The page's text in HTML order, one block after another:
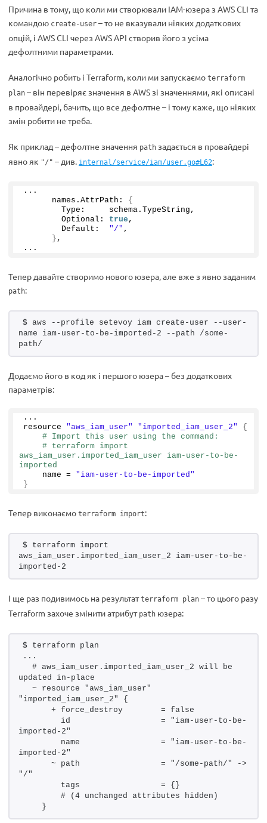
Причина в тому, що коли ми створювали IAM-юзера з AWS CLI та
командою create-user – то не вказували ніяких додаткових
опцій, і AWS CLI через AWS API створив його з усіма
дефолтними параметрами.
Аналогічно робить і Terraform, коли ми запускаємо terraform
plan – він перевіряє значення в AWS зі значеннями, які описані
в провайдері, бачить, що все дефолтне – і тому каже, що ніяких
змін робити не треба.
Як приклад – дефолтне значення path задається в провайдері
явно як "/" – див. internal/service/iam/user.go#L62:
...
      names.
AttrPath : {
        Type:     schema.
TypeString ,
        Optional:
true ,
        Default:
"/" ,
} ,
...
Тепер давайте створимо нового юзера, але вже з явно заданим
path:
$ aws --profile setevoy iam create-user --user-
name iam-user-to-be-imported-2 --path /some-
path/
Додаємо його в код як і першого юзера – без додаткових
параметрів:
...
resource "aws_iam_user" "imported_iam_user_2"
{
# Import this user using the command:
# terraform import
aws_iam_user.imported_iam_user iam-user-to-be-
imported
    name =
"iam-user-to-be-imported"
}
Тепер виконаємо terraform import:
$ terraform import
aws_iam_user.imported_iam_user_2 iam-user-to-be-
imported-2
І ще раз подивимось на результатterraform plan – то цього разу
Terraform захоче змінити атрибут path юзера:
$ terraform plan
...
  # aws_iam_user.imported_iam_user_2 will be
updated in-place
  ~ resource "aws_iam_user"
"imported_iam_user_2" {
      + force_destroy        = false
        id                   = "iam-user-to-be-
imported-2"
        name                 = "iam-user-to-be-
imported-2"
      ~ path                 = "/some-path/" ->
"/"
        tags                 = {}
        # (4 unchanged attributes hidden)
    }